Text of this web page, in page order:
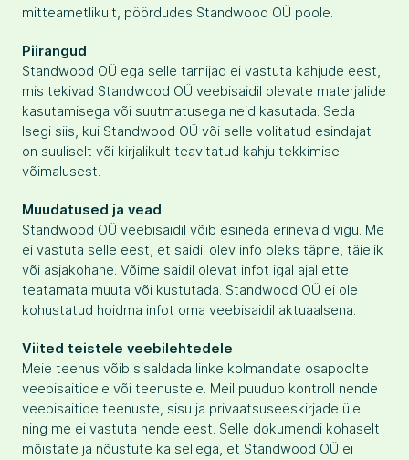
mitteametlikult, pöördudes Standwood OÜ poole.
Piirangud
Standwood OÜ ega selle tarnijad ei vastuta kahjude eest,
mis tekivad Standwood OÜ veebisaidil olevate materjalide
kasutamisega või suutmatusega neid kasutada. Seda
Isegi siis, kui Standwood OÜ või selle volitatud esindajat
on suuliselt või kirjalikult teavitatud kahju tekkimise
võimalusest.
Muudatused ja vead
Standwood OÜ veebisaidil võib esineda erinevaid vigu. Me
ei vastuta selle eest, et saidil olev info oleks täpne, täielik
või asjakohane. Võime saidil olevat infot igal ajal ette
teatamata muuta või kustutada. Standwood OÜ ei ole
kohustatud hoidma infot oma veebisaidil aktuaalsena.
Viited teistele veebilehtedele
Meie teenus võib sisaldada linke kolmandate osapoolte
veebisaitidele või teenustele. Meil puudub kontroll nende
veebisaitide teenuste, sisu ja privaatsuseeskirjade üle
ning me ei vastuta nende eest. Selle dokumendi kohaselt
mõistate ja nõustute ka sellega, et Standwood OÜ ei